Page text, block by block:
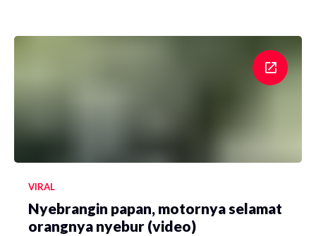
VIRAL
Nyebrangin papan, motornya selamat
orangnya nyebur (video)